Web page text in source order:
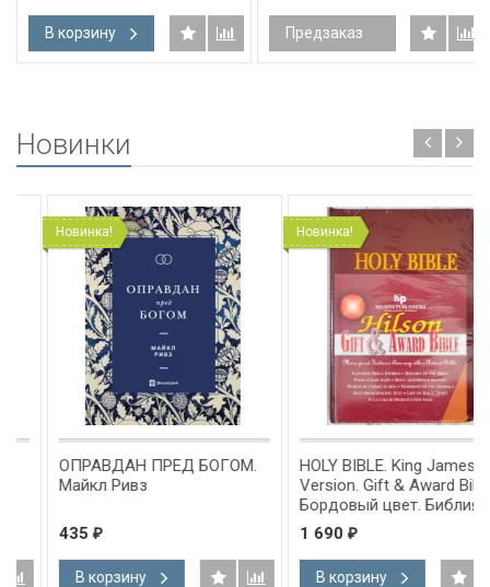
В корзину Предзаказ
Новинки
Новинка!
ОПРАВДАН ПРЕД БОГОМ.
Майкл Ривз
435₽
В корзину
Новинка!
HOLY BIBLE. King James
Version. Gift & Award Bible.
Бордовый цвет. Библия
Короля Иакова на
английском языке.
Словарь, карты, закладка,
1 690₽
В корзину